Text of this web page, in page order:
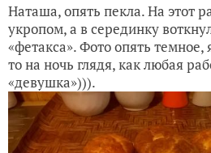
Наташа, опять пекла. На этот
укропом, а в серединку
«фетакса». Фото опять темное,
то на ночь глядя, как любая
«девушка»))).